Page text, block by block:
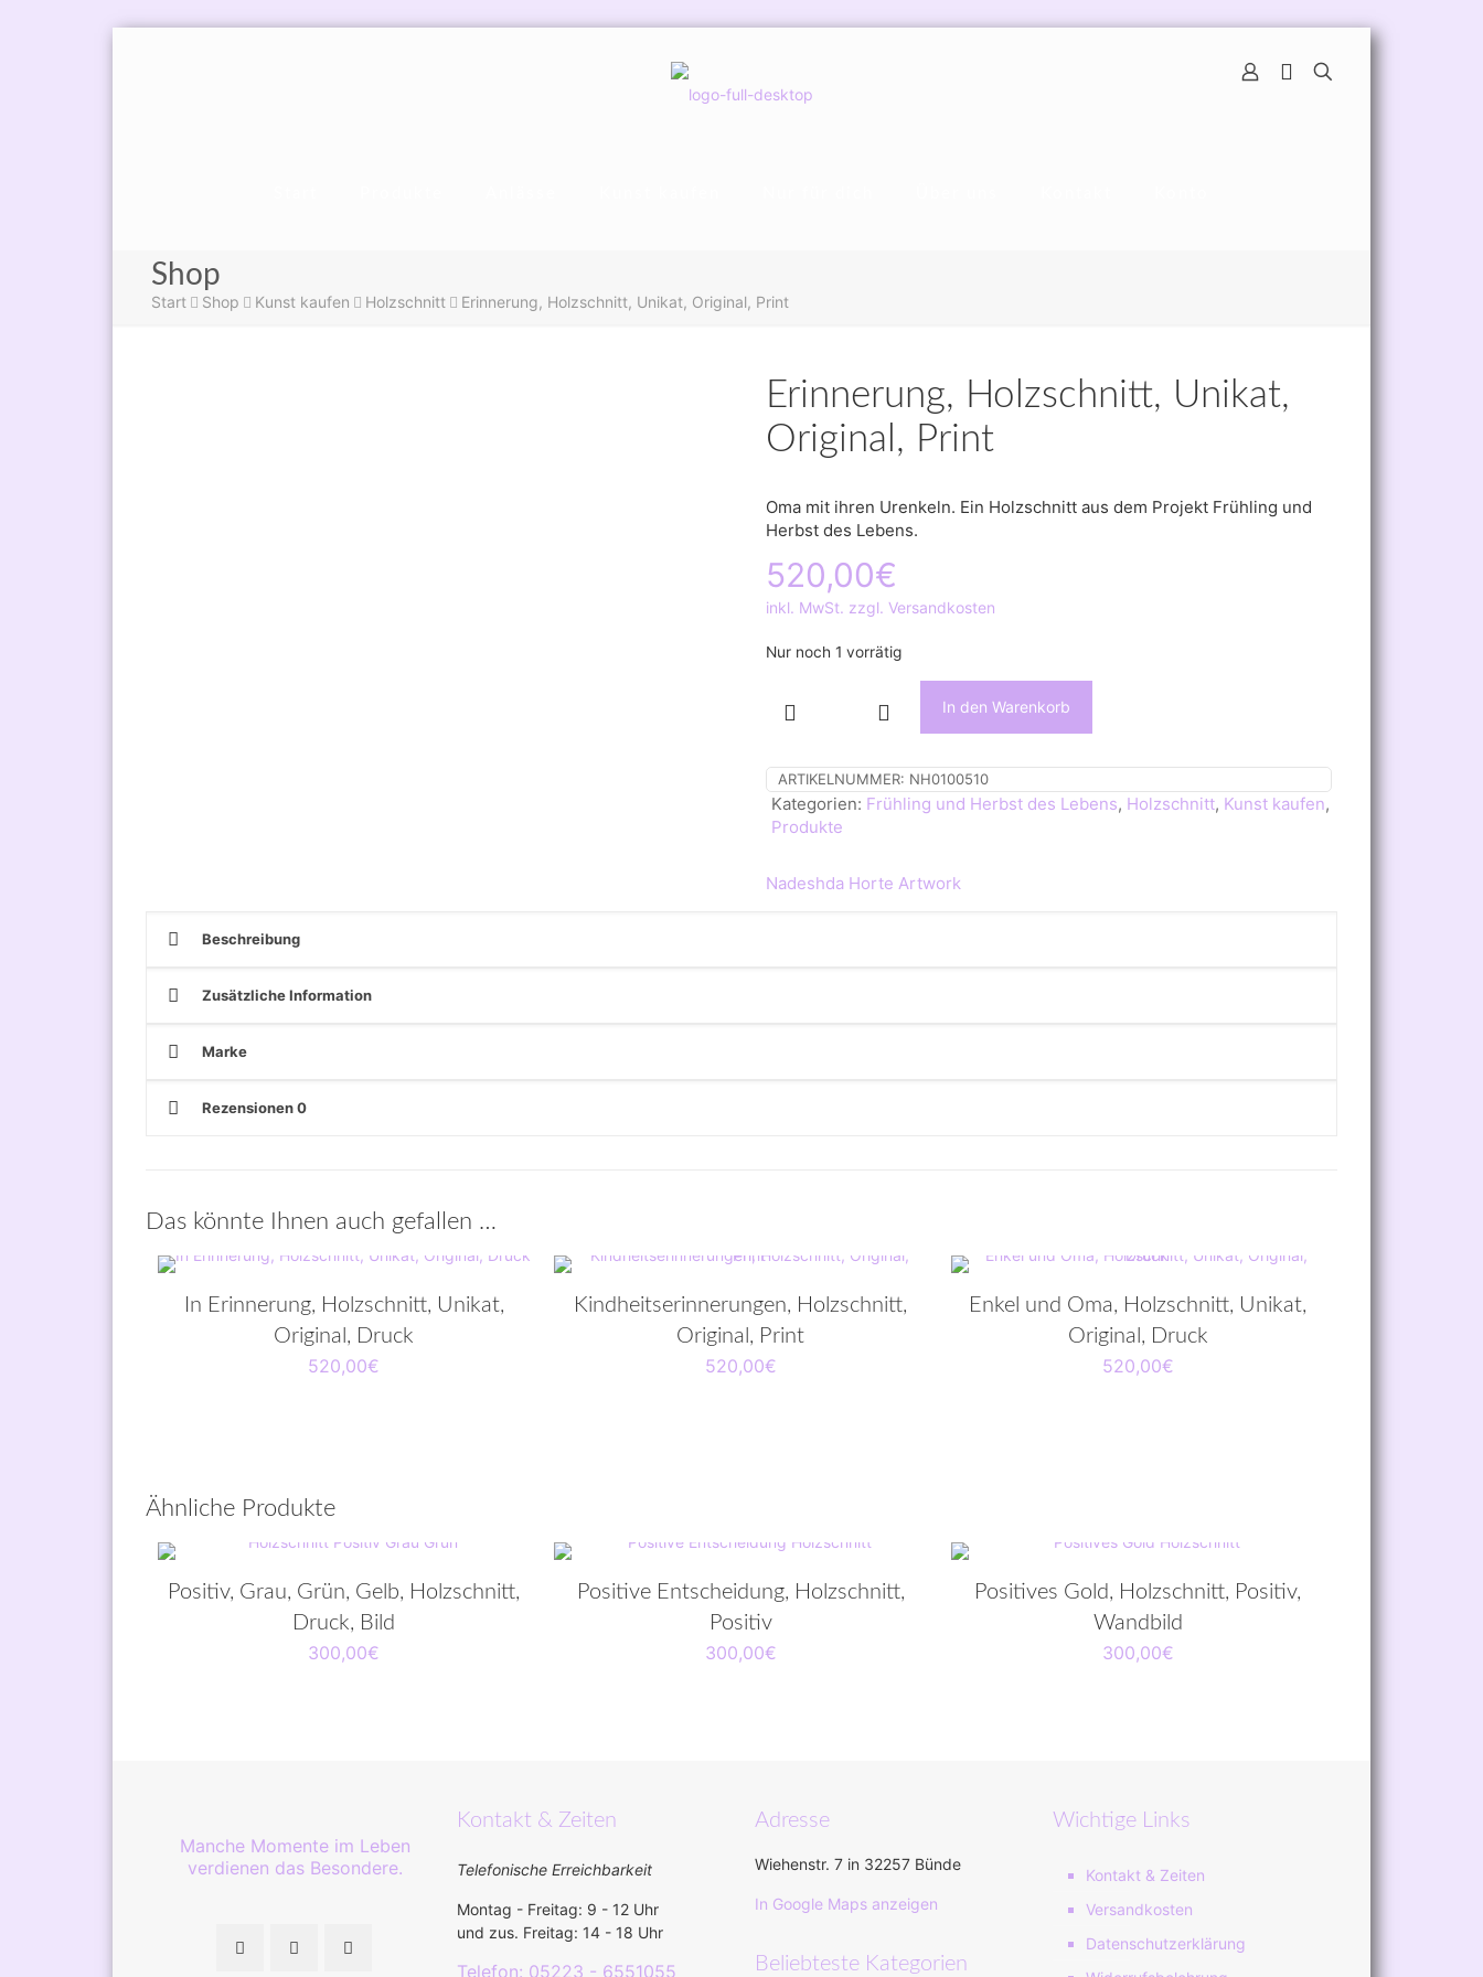
Shop
Start Shop Kunst kaufen Holzschnitt Erinnerung, Holzschnitt, Unikat, Original, Print
Erinnerung, Holzschnitt, Unikat,
Original, Print
Oma mit ihren Urenkeln. Ein Holzschnitt aus dem Projekt Frühling und
Herbst des Lebens.
520,00€
inkl. MwSt. zzgl. Versandkosten
Nur noch 1 vorrätig
Erinnerung,
Unikat,
Original,
Print
Menge
In den Warenkorb
ARTIKELNUMMER: NH0100510
Kategorien: Frühling und Herbst des Lebens, Holzschnitt, Kunst kaufen,
Produkte
Nadeshda Horte Artwork
Beschreibung
Zusätzliche Information
Marke
Rezensionen0
Das könnte Ihnen auch gefallen …
In Erinnerung, Holzschnitt, Unikat,
Original, Druck
520,00€
Kindheitserinnerungen, Holzschnitt,
Original, Print
520,00€
Enkel und Oma, Holzschnitt, Unikat,
Original, Druck
520,00€
Ähnliche Produkte
Positiv, Grau, Grün, Gelb, Holzschnitt,
Druck, Bild
300,00€
Positive Entscheidung, Holzschnitt,
Positiv
300,00€
Positives Gold, Holzschnitt, Positiv,
Wandbild
300,00€
Manche Momente im Leben
verdienen das Besondere.
Kontakt & Zeiten
Telefonische Erreichbarkeit
Montag - Freitag: 9 - 12 Uhr
und zus. Freitag: 14 - 18 Uhr
Telefon: 05223 - 6551055
Adresse
Wiehenstr. 7 in 32257 Bünde
In Google Maps anzeigen
Beliebteste Kategorien
Wichtige Links
Kontakt & Zeiten
Versandkosten
Datenschutzerklärung